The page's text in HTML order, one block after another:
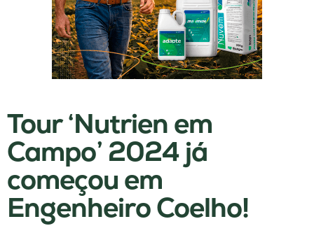
Tour ‘Nutrien em
Campo’ 2024 já
começou em
Engenheiro Coelho!